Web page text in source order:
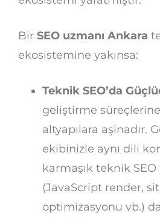
Bir SEO uzmanı Ankara
ekosistemine yakınsa:
Teknik SEO’da
geliştirme
altyapılara aşinadır.
ekibinizle aynı dili
karmaşık teknik SEO
(JavaScript render,
optimizasyonu vb.)